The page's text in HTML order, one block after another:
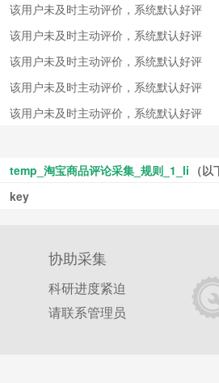
该用户未及时主动评价，系统默认好评
该用户未及时主动评价，系统默认好评
该用户未及时主动评价，系统默认好评
该用户未及时主动评价，系统默认好评
该用户未及时主动评价，系统默认好评
temp_淘宝商品评论采集_规则_1_li （
key
协助采集
科研进度紧迫
请联系管理员